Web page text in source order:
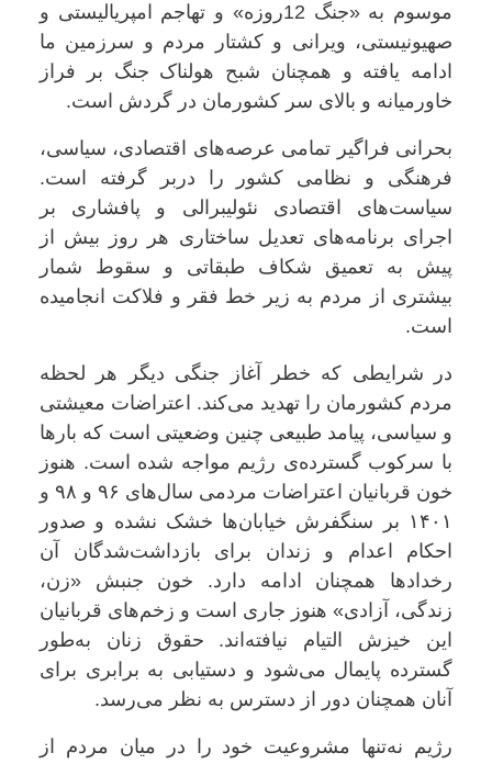
موسوم به «جنگ 12‌روزه» و تهاجم امپریالیستی و
صهیونیستی، ویرانی و کشتار مردم و سرزمین ما
ادامه یافته و همچنان شبح هولناک جنگ بر فراز
خاورمیانه و بالای سر کشورمان در گردش است.
بحرانی فراگیر تمامی عرصه‌های اقتصادی، سیاسی،
فرهنگی و نظامی کشور را دربر گرفته است.
سیاست‌های اقتصادی نئولیبرالی و پافشاری بر
اجرای برنامه‌های تعدیل ساختاری هر روز بیش از
پیش به تعمیق شکاف طبقاتی و سقوط شمار
بیشتری از مردم به زیر خط فقر و فلاکت انجامیده
است.
در شرایطی که خطر آغاز جنگی دیگر هر لحظه
مردم کشورمان را تهدید می‌کند. اعتراضات معیشتی
و سیاسی، پیامد طبیعی چنین وضعیتی است که بارها
با سرکوب گسترده‌ی رژیم مواجه شده است. هنوز
خون قربانیان اعتراضات مردمی سال‌های ۹۶ و ۹۸ و
۱۴۰۱ بر سنگفرش خیابان‌ها خشک نشده و صدور
احکام اعدام و زندان برای بازداشت‌شدگان آن
رخدادها همچنان ادامه دارد. خون جنبش «زن،
زندگی، آزادی» هنوز جاری است و زخم‌های قربانیان
این خیزش التیام نیافته‌اند. حقوق زنان به‌طور
گسترده پایمال می‌شود و دستیابی به برابری برای
آنان همچنان دور از دسترس به نظر می‌رسد.
رژیم نه‌تنها مشروعیت خود را در میان مردم از